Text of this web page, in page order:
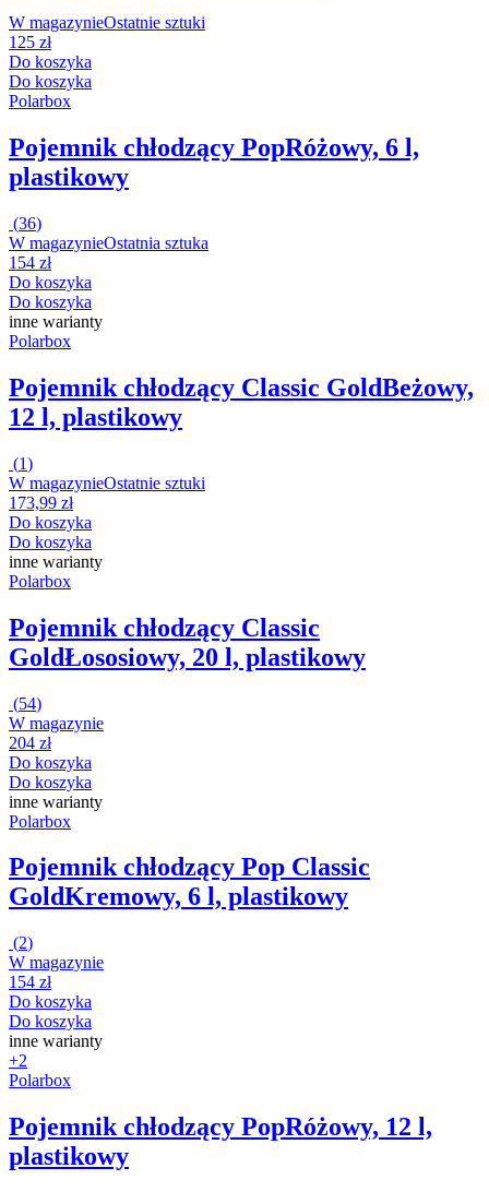
W magazynieOstatnie sztuki
125 zł
Do koszyka
Do koszyka
Polarbox
Pojemnik chłodzący PopRóżowy, 6 l,
plastikowy
(36)
W magazynieOstatnia sztuka
154 zł
Do koszyka
Do koszyka
inne warianty
Polarbox
Pojemnik chłodzący Classic GoldBeżowy,
12 l, plastikowy
(1)
W magazynieOstatnie sztuki
173,99 zł
Do koszyka
Do koszyka
inne warianty
Polarbox
Pojemnik chłodzący Classic
GoldŁososiowy, 20 l, plastikowy
(54)
W magazynie
204 zł
Do koszyka
Do koszyka
inne warianty
Polarbox
Pojemnik chłodzący Pop Classic
GoldKremowy, 6 l, plastikowy
(2)
W magazynie
154 zł
Do koszyka
Do koszyka
inne warianty
+2
Polarbox
Pojemnik chłodzący PopRóżowy, 12 l,
plastikowy